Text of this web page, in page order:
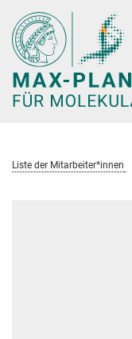
Hauptinhalt
Liste der Mitarbeiter*innen